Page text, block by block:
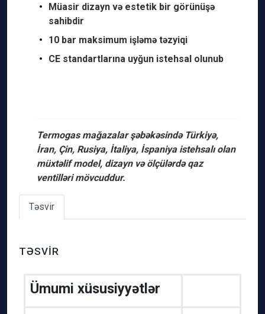
Müasir dizayn və estetik bir görünüşə
sahibdir
10 bar maksimum işləmə təzyiqi
CE standartlarına uyğun istehsal olunub
Termogas mağazalar şəbəkəsində Türkiyə,
İran, Çin, Rusiya, İtaliya, İspaniya istehsalı olan
müxtəlif model, dizayn və ölçülərdə qaz
ventilləri mövcuddur.
Təsvir
TƏSVIR
Ümumi xüsusiyyətlər